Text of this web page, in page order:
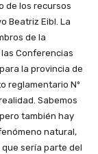
de los recursos
Beatriz Eibl. La
de la
Conferencias
la provincia de
reglamentario Nº
Sabemos
también hay
natural,
sería parte del